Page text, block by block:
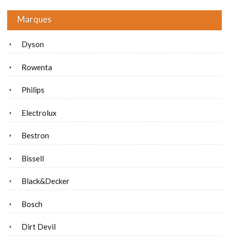
Marques
Dyson
Rowenta
Philips
Electrolux
Bestron
Bissell
Black&Decker
Bosch
Dirt Devil